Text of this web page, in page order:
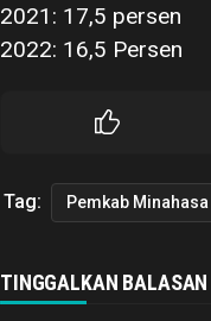
2021: 17,5 persen
2022: 16,5 Persen
Tag: Pemkab Minahasa
TINGGALKAN BALASAN